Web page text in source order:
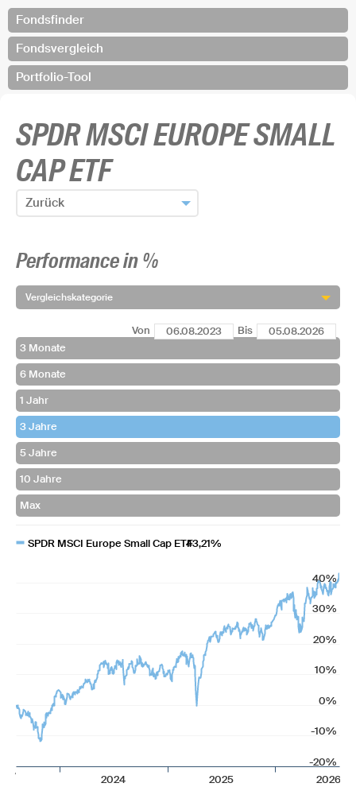
Fondsfinder
Fondsvergleich
Portfolio-Tool
SPDR MSCI EUROPE SMALL
CAP ETF
Zurück
Fonds hinzufügen und zurück
Performance in %
Vergleichskategorie
Von Bis
SPDR MSCI Europe Small Cap ETF43,21%
2024 2025 2026
-20%
-10%
0%
10%
20%
30%
40%
Anlageziel